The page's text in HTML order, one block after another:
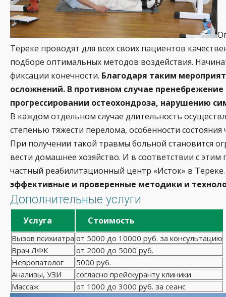
Тереке проводят для всех своих пациентов
подборе оптимальных методов воздействия.
фиксации конечности. Благодаря таким
осложнений. В противном случае
прогрессировании остеохондроза, нарушению
В каждом отдельном случае длительность
степенью тяжести перелома, особенности
При получении такой травмы больной становится
вести домашнее хозяйство. И в соответствии с
частный реабилитационный центр «Исток» в
эффективные и проверенные методики и
Дополнительные услуги
Услуга Стоимость
Вызов психиатра от 5000 до 10000 руб. за консультацию
Врач ЛФК
от 2000 до 5000 руб.
Невропатолог
5000 руб.
Анализы, УЗИ
согласно прейскуранту клиники
Массаж
от 1000 до 3000 руб. за сеанс